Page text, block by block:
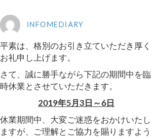
INFOMEDIARY
平素は、格別のお引き立ていただき厚く
お礼申し上げます。
さて、誠に勝手ながら下記の期間中を臨
時休業とさせていただきます。
2019年5月3日～6日
休業期間中、大変ご迷惑をおかけいたし
ますが、ご理解とご協力を賜りますよう